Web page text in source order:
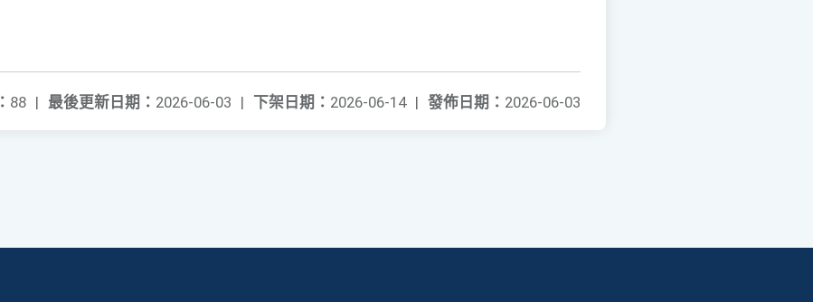
發佈日期： 2026-06-03
下架日期： 2026-06-14 |
最後更新日期： 2026-06-03 |
88 |